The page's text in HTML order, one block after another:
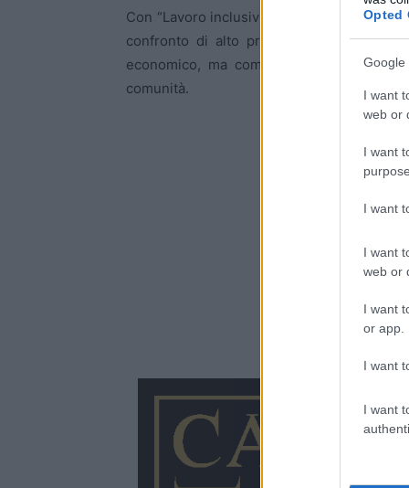
Opted
Google
I want
web or
I want
I want
I want
web or
I want
or app.
I want
I want
Con “Lavoro inclusivo: sogno o realtà?”,
confronto di alto profilo, nel quale il
economico, ma come spazio di
comunità.